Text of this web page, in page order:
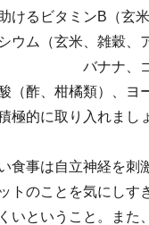
けるビタミンB（玄
ウム（玄米、雑穀、
、ゴマ、ホウ
（酢、柑橘類）、ヨ
極的に取り入れまし
食事は自立神経を刺
トのことを気にしす
いということ。また